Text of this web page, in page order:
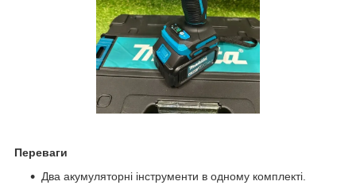
Переваги
Два акумуляторні інструменти в одному комплекті.